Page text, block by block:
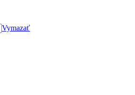
Vymazať